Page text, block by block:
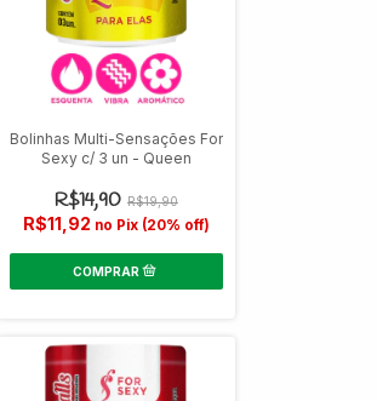
Bolinhas Multi-Sensações For
Sexy c/ 3 un - Queen
R$14,90 R$19,90
R$11,92 no Pix (20% off)